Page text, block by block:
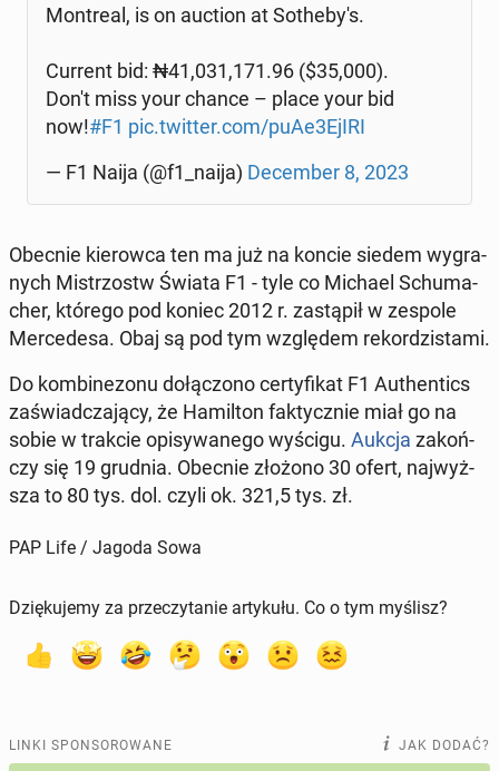
Mont­re­al, is on auction at So­the­by­'s.
Current bid: ₦41,031,171.96 ($35,000).
Don't miss your chance – place your bid
now!#F1 pic.twitter.com/puAe3EjIRI
— F1 Naija (@f1_naija) De­cem­ber 8, 2023
Obecnie kie­row­ca ten ma już na koncie siedem wy­gra­
nych Mi­strzostw Świata F1 - tyle co Michael Schu­ma­
cher, którego pod koniec 2012 r. za­stą­pił w zespole
Mer­ce­de­sa. Obaj są pod tym wzglę­dem re­kor­dzi­sta­mi.
Do kom­bi­ne­zo­nu do­łą­czo­no cer­ty­fi­kat F1 Au­then­tics
za­świad­cza­ją­cy, że Ha­mil­ton fak­tycz­nie miał go na
sobie w trakcie opi­sy­wa­ne­go wyścigu. Aukcja za­koń­
czy się 19 grudnia. Obecnie złożono 30 ofert, naj­wyż­
sza to 80 tys. dol. czyli ok. 321,5 tys. zł.
PAP Life / Jagoda Sowa
Dziękujemy za przeczytanie artykułu. Co o tym myślisz?
LINKI SPONSOROWANE JAK DODAĆ?